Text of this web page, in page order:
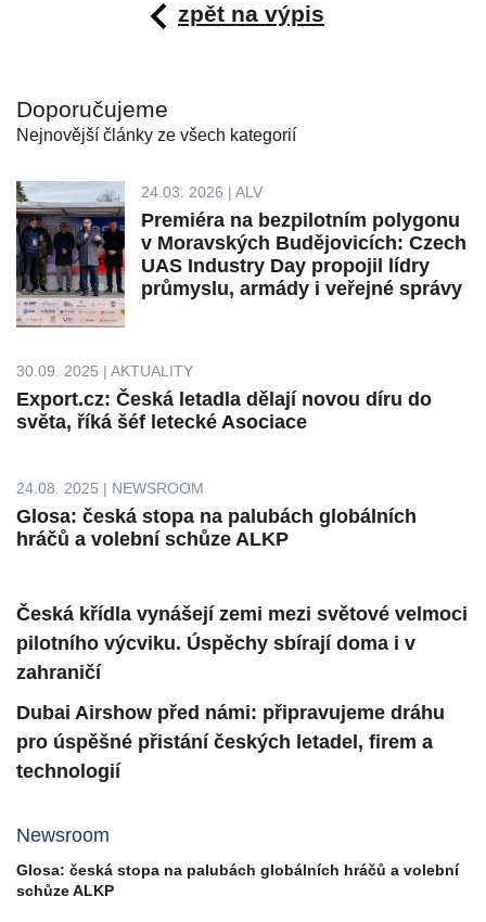
zpět na výpis
Doporučujeme
Nejnovější články ze všech kategorií
24.03. 2026 | ALV
Premiéra na bezpilotním polygonu
v Moravských Budějovicích: Czech
UAS Industry Day propojil lídry
průmyslu, armády i veřejné správy
30.09. 2025 | AKTUALITY
Export.cz: Česká letadla dělají novou díru do
světa, říká šéf letecké Asociace
24.08. 2025 | NEWSROOM
Glosa: česká stopa na palubách globálních
hráčů a volební schůze ALKP
Česká křídla vynášejí zemi mezi světové velmoci
pilotního výcviku. Úspěchy sbírají doma i v
zahraničí
Dubai Airshow před námi: připravujeme dráhu
pro úspěšné přistání českých letadel, firem a
technologií
Newsroom
Glosa: česká stopa na palubách globálních hráčů a volební
schůze ALKP